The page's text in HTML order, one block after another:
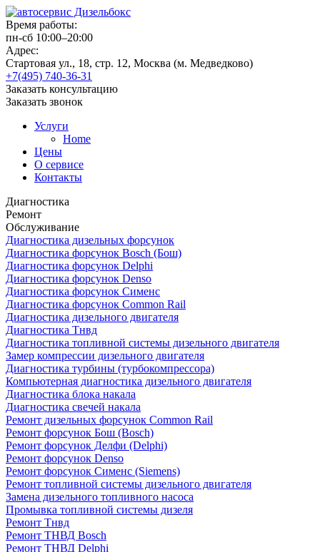
Время работы:
пн-сб 10:00–20:00
Адрес:
Стартовая ул., 18, стр. 12, Москва (м. Медведково)
+7(495) 740-36-31
Заказать консультацию
Заказать звонок
Услуги
Home
Цены
О сервисе
Контакты
Диагностика
Ремонт
Обслуживание
Диагностика дизельных форсунок
Диагностика форсунок Bosch (Бош)
Диагностика форсунок Delphi
Диагностика форсунок Denso
Диагностика форсунок Сименс
Диагностика форсунок Common Rail
Диагностика дизельного двигателя
Диагностика Тнвд
Диагностика топливной системы дизельного двигателя
Замер компрессии дизельного двигателя
Диагностика турбины (турбокомпрессора)
Компьютерная диагностика дизельного двигателя
Диагностика блока накала
Диагностика свечей накала
Ремонт дизельных форсунок Common Rail
Ремонт форсунок Бош (Bosch)
Ремонт форсунок Делфи (Delphi)
Ремонт форсунок Denso
Ремонт форсунок Сименс (Siemens)
Ремонт топливной системы дизельного двигателя
Замена дизельного топливного насоса
Промывка топливной системы дизеля
Ремонт Тнвд
Ремонт ТНВД Bosch
Ремонт ТНВД Delphi